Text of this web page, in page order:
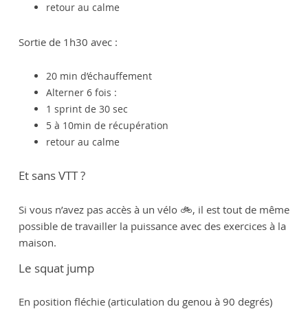
retour au calme
Sortie de 1h30 avec :
20 min d’échauffement
Alterner 6 fois :
1 sprint de 30 sec
5 à 10min de récupération
retour au calme
Et sans VTT ?
Si vous n’avez pas accès à un vélo 🚲, il est tout de même
possible de travailler la puissance avec des exercices à la
maison.
Le squat jump
En position fléchie (articulation du genou à 90 degrés)